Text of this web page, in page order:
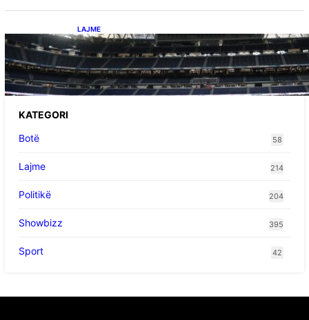
LAJME
Ish-mesfushori i Real Madridit dhe
Argjentinës,shtrohet urgjentisht në spital pas
problemeve me zemrën, mungon në ndeshjet
e ardhshme
KATEGORI
Botë
58
Lajme 214
Politikë 204
Showbizz 395
Sport 42